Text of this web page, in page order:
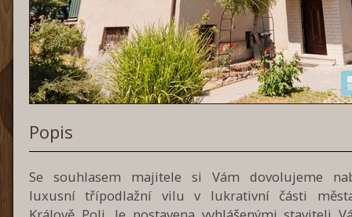
Popis
Se souhlasem majitele si Vám dovolujeme
luxusní třípodlažní vilu v lukrativní části